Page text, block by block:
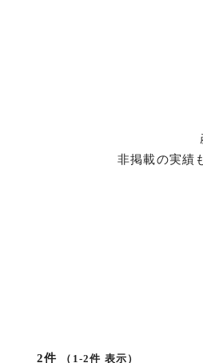
非掲載の実績
2件 （1-2件 表示）